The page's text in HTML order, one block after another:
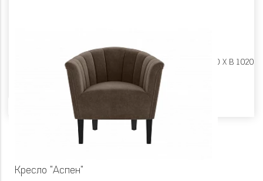
Ш 620 X Г 770 X В 1020
Кресло "Аспен"